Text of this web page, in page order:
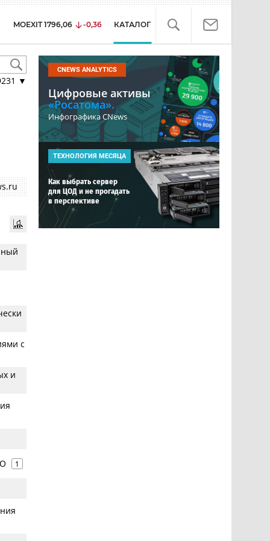
MOEXIT 1796,06 -0,36 КАТАЛОГ
▼
с
и
1
CNEWS ANALYTICS
Цифровые активы
«Росатома».
Инфографика CNews
ТЕХНОЛОГИЯ МЕСЯЦА
Как выбрать сервер
для ЦОД и не прогадать
в перспективе